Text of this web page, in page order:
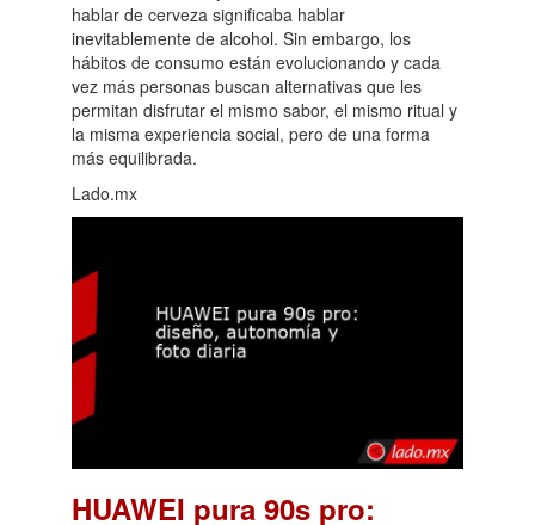
hablar de cerveza significaba hablar
inevitablemente de alcohol. Sin embargo, los
hábitos de consumo están evolucionando y cada
vez más personas buscan alternativas que les
permitan disfrutar el mismo sabor, el mismo ritual y
la misma experiencia social, pero de una forma
más equilibrada.
Lado.mx
HUAWEI pura 90s pro: